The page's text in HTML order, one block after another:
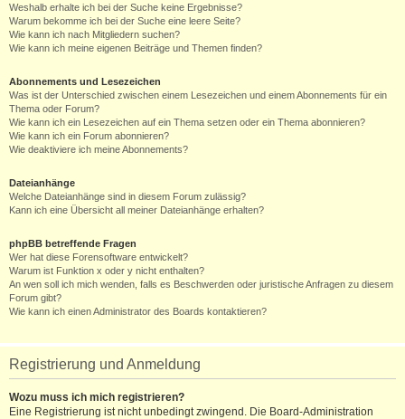
Weshalb erhalte ich bei der Suche keine Ergebnisse?
Warum bekomme ich bei der Suche eine leere Seite?
Wie kann ich nach Mitgliedern suchen?
Wie kann ich meine eigenen Beiträge und Themen finden?
Abonnements und Lesezeichen
Was ist der Unterschied zwischen einem Lesezeichen und einem Abonnements für ein
Thema oder Forum?
Wie kann ich ein Lesezeichen auf ein Thema setzen oder ein Thema abonnieren?
Wie kann ich ein Forum abonnieren?
Wie deaktiviere ich meine Abonnements?
Dateianhänge
Welche Dateianhänge sind in diesem Forum zulässig?
Kann ich eine Übersicht all meiner Dateianhänge erhalten?
phpBB betreffende Fragen
Wer hat diese Forensoftware entwickelt?
Warum ist Funktion x oder y nicht enthalten?
An wen soll ich mich wenden, falls es Beschwerden oder juristische Anfragen zu diesem
Forum gibt?
Wie kann ich einen Administrator des Boards kontaktieren?
Registrierung und Anmeldung
Wozu muss ich mich registrieren?
Eine Registrierung ist nicht unbedingt zwingend. Die Board-Administration